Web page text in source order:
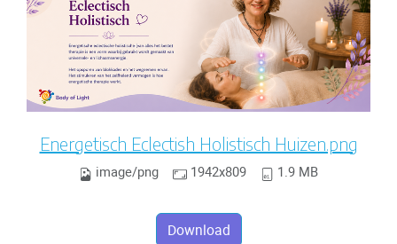
Energetisch Eclectish Holistisch Huizen.png
image/png 1942x809 1.9 MB
Download